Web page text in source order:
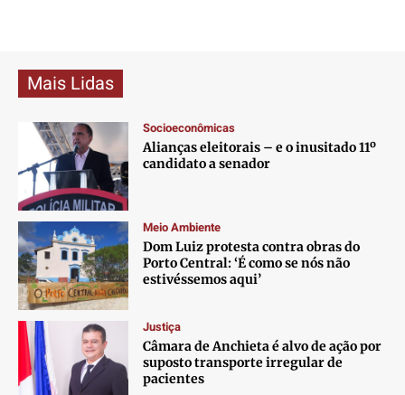
Mais Lidas
Socioeconômicas
Alianças eleitorais – e o inusitado 11º
candidato a senador
Meio Ambiente
Dom Luiz protesta contra obras do
Porto Central: ‘É como se nós não
estivéssemos aqui’
Justiça
Câmara de Anchieta é alvo de ação por
suposto transporte irregular de
pacientes